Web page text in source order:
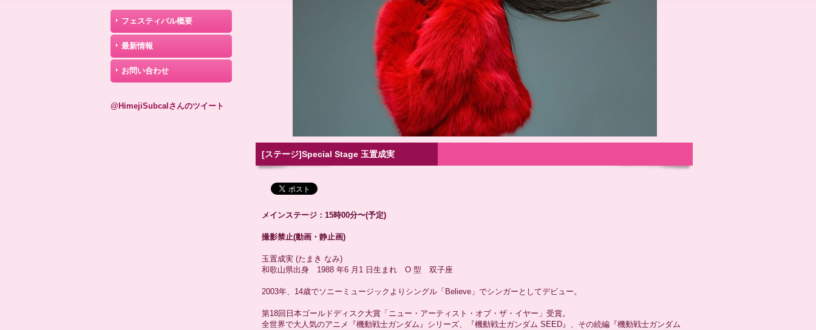
フェスティバル概要
最新情報
お問い合わせ
@HimejiSubcalさんのツイート
[ステージ]Special Stage 玉置成実
メインステージ：15時00分〜(予定)
撮影禁止(動画・静止画)
玉置成実 (たまき なみ)
和歌山県出身 1988 年6 月1 日生まれ O 型 双子座
2003年、14歳でソニーミュージックよりシングル「Believe」でシンガーとしてデビュー。
第18回日本ゴールドディスク大賞「ニュー・アーティスト・オブ・ザ・イヤー」受賞。
全世界で大人気のアニメ『機動戦士ガンダム』シリーズ、『機動戦士ガンダム SEED』、その続編『機動戦士ガンダム